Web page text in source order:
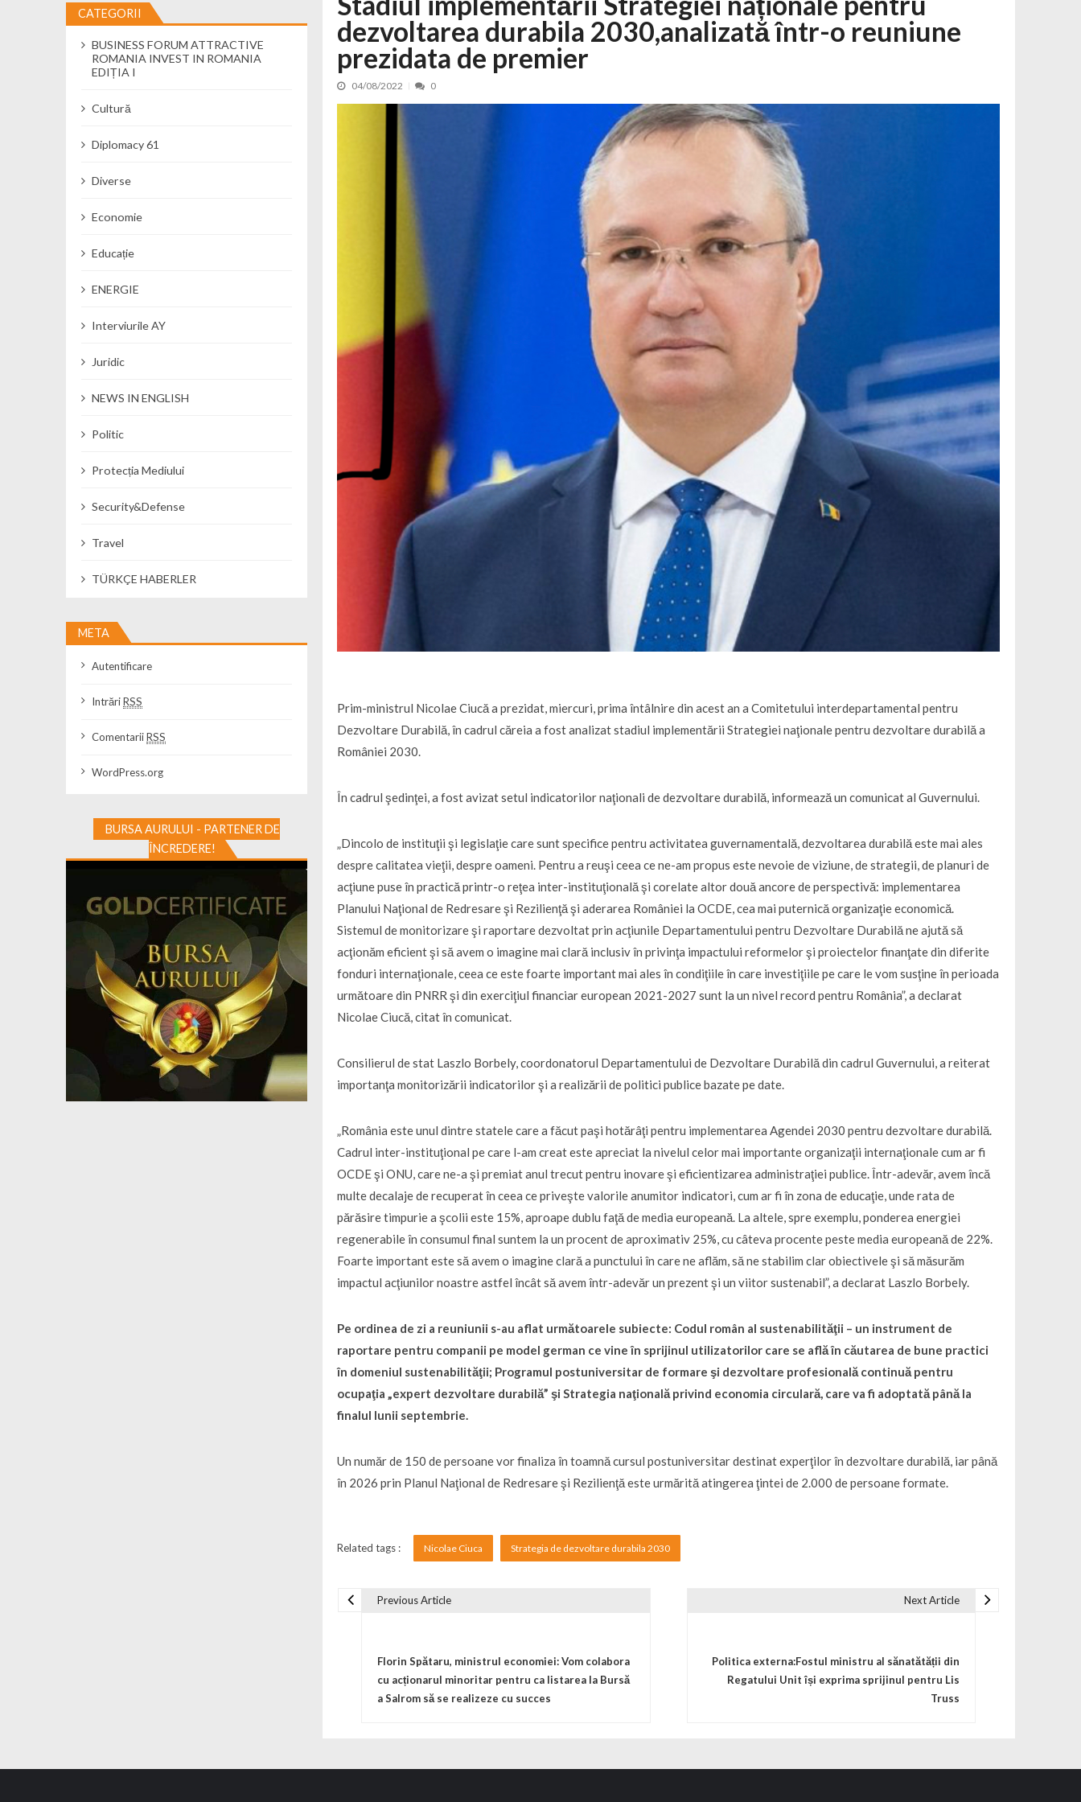
Cseke Attila: Am creat, până în prezent, peste 5.000 de noi locuri în creșe... 15/07/2026
Încă o creșă modernă pentru Alba: 40 de locuri noi la Zlatna prin Programul...
Ministerul Mediului derulează dezbaterea publică pentru proiectul de lege care...
04/08/2026
04/08/2026
dezvoltarea durabila 2030,analizată într-o reuniune
prezidata de premier
04/08/2022 0
Prim-ministrul Nicolae Ciucă a prezidat, miercuri, prima întâlnire din acest an a Comitetului interdepartamental pentru
Dezvoltare Durabilă, în cadrul căreia a fost analizat stadiul implementării Strategiei naţionale pentru dezvoltare durabilă a
României 2030.
În cadrul şedinţei, a fost avizat setul indicatorilor naţionali de dezvoltare durabilă, informează un comunicat al Guvernului.
„Dincolo de instituţii şi legislaţie care sunt specifice pentru activitatea guvernamentală, dezvoltarea durabilă este mai ales
despre calitatea vieţii, despre oameni. Pentru a reuşi ceea ce ne-am propus este nevoie de viziune, de strategii, de planuri de
acţiune puse în practică printr-o reţea inter-instituţională şi corelate altor două ancore de perspectivă: implementarea
Planului Naţional de Redresare şi Rezilienţă şi aderarea României la OCDE, cea mai puternică organizaţie economică.
Sistemul de monitorizare şi raportare dezvoltat prin acţiunile Departamentului pentru Dezvoltare Durabilă ne ajută să
acţionăm eficient şi să avem o imagine mai clară inclusiv în privinţa impactului reformelor şi proiectelor finanţate din diferite
fonduri internaţionale, ceea ce este foarte important mai ales în condiţiile în care investiţiile pe care le vom susţine în perioada
următoare din PNRR şi din exerciţiul financiar european 2021-2027 sunt la un nivel record pentru România”, a declarat
Nicolae Ciucă, citat în comunicat.
Consilierul de stat Laszlo Borbely, coordonatorul Departamentului de Dezvoltare Durabilă din cadrul Guvernului, a reiterat
importanţa monitorizării indicatorilor şi a realizării de politici publice bazate pe date.
„România este unul dintre statele care a făcut paşi hotărâţi pentru implementarea Agendei 2030 pentru dezvoltare durabilă.
Cadrul inter-instituţional pe care l-am creat este apreciat la nivelul celor mai importante organizaţii internaţionale cum ar fi
OCDE şi ONU, care ne-a şi premiat anul trecut pentru inovare şi eficientizarea administraţiei publice. Într-adevăr, avem încă
multe decalaje de recuperat în ceea ce priveşte valorile anumitor indicatori, cum ar fi în zona de educaţie, unde rata de
părăsire timpurie a şcolii este 15%, aproape dublu faţă de media europeană. La altele, spre exemplu, ponderea energiei
regenerabile în consumul final suntem la un procent de aproximativ 25%, cu câteva procente peste media europeană de 22%.
Foarte important este să avem o imagine clară a punctului în care ne aflăm, să ne stabilim clar obiectivele şi să măsurăm
impactul acţiunilor noastre astfel încât să avem într-adevăr un prezent şi un viitor sustenabil”, a declarat Laszlo Borbely.
Pe ordinea de zi a reuniunii s-au aflat următoarele subiecte: Codul român al sustenabilităţii – un instrument de
raportare pentru companii pe model german ce vine în sprijinul utilizatorilor care se află în căutarea de bune practici
în domeniul sustenabilităţii; Programul postuniversitar de formare şi dezvoltare profesională continuă pentru
ocupaţia „expert dezvoltare durabilă” şi Strategia naţională privind economia circulară, care va fi adoptată până la
finalul lunii septembrie.
Un număr de 150 de persoane vor finaliza în toamnă cursul postuniversitar destinat experţilor în dezvoltare durabilă, iar până
în 2026 prin Planul Naţional de Redresare şi Rezilienţă este urmărită atingerea ţintei de 2.000 de persoane formate.
Related tags : Nicolae Ciuca Strategia de dezvoltare durabila 2030
Previous Article
Florin Spătaru, ministrul economiei: Vom colabora
cu acționarul minoritar pentru ca listarea la Bursă
a Salrom să se realizeze cu succes
Next Article
Politica externa:Fostul ministru al sănatătății din
Regatului Unit își exprima sprijinul pentru Lis
Truss
CATEGORII
BUSINESS FORUM ATTRACTIVE
ROMANIA INVEST IN ROMANIA
EDIȚIA I
Cultură
Diplomacy 61
Diverse
Economie
Educație
ENERGIE
Interviurile AY
Juridic
NEWS IN ENGLISH
Politic
Protecția Mediului
Security&Defense
Travel
TÜRKÇE HABERLER
META
Autentificare
IntrăriRSS
ComentariiRSS
WordPress.org
BURSA AURULUI - PARTENER DE
ÎNCREDERE!